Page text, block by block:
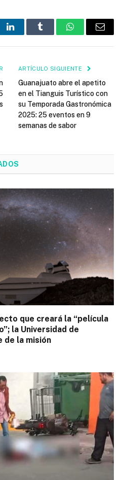
LinkedInTumblr WhatsAppEmail
ARTÍCULO SIGUIENTE
Guanajuato abre el apetito
en el Tianguis Turístico con
su Temporada Gastronómica
2025: 25 eventos en 9
semanas de sabor
que creará la “película
la Universidad de
de la misión